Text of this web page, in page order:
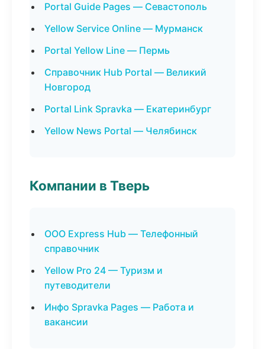
Portal Guide Pages — Севастополь
Yellow Service Online — Мурманск
Portal Yellow Line — Пермь
Справочник Hub Portal — Великий
Новгород
Portal Link Spravka — Екатеринбург
Yellow News Portal — Челябинск
Компании в Тверь
ООО Express Hub — Телефонный
справочник
Yellow Pro 24 — Туризм и
путеводители
Инфо Spravka Pages — Работа и
вакансии